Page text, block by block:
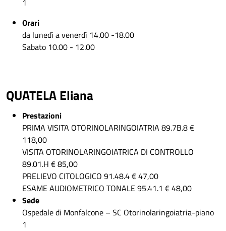
1
Orari
da lunedì a venerdì 14.00 -18.00
Sabato 10.00 - 12.00
QUATELA Eliana
Prestazioni
PRIMA VISITA OTORINOLARINGOIATRIA 89.7B.8 €
118,00
VISITA OTORINOLARINGOIATRICA DI CONTROLLO
89.01.H € 85,00
PRELIEVO CITOLOGICO 91.48.4 € 47,00
ESAME AUDIOMETRICO TONALE 95.41.1 € 48,00
Sede
Ospedale di Monfalcone – SC Otorinolaringoiatria-piano
1